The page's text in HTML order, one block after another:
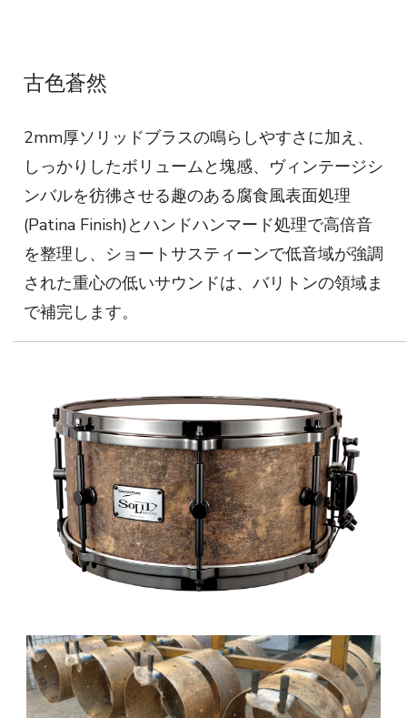
古色蒼然
2mm厚ソリッドブラスの鳴らしやすさに加え、
しっかりしたボリュームと塊感、ヴィンテージシ
ンバルを彷彿させる趣のある腐食風表面処理
(Patina Finish)とハンドハンマード処理で高倍音
を整理し、ショートサスティーンで低音域が強調
された重心の低いサウンドは、バリトンの領域ま
で補完します。